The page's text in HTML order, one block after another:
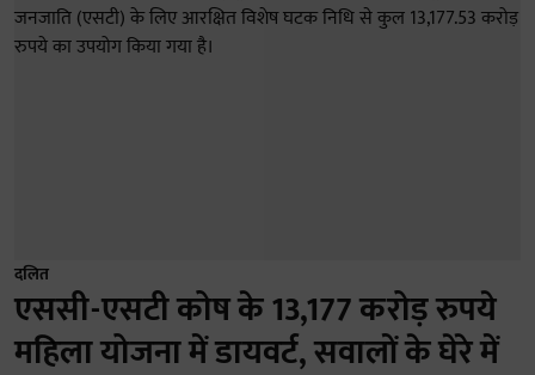
दलित
एससी-एसटी कोष के 13,177 करोड़ रुपये
महिला योजना में डायवर्ट, सवालों के घेरे में